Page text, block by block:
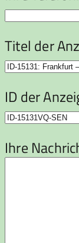
Titel der
ID der
Ihre